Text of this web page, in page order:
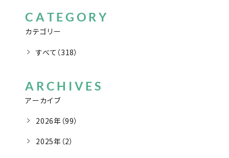
カテゴリー
CATEGORY
すべて（318）
アーカイブ
ARCHIVES
2026年（99）
2025年（2）